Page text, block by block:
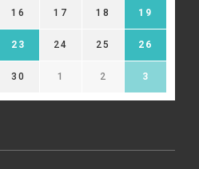
16 17 18 19
23 24 25 26
30 1 2 3